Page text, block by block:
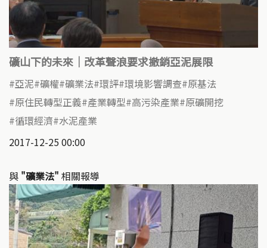
礦山下的未來｜改革聲浪要求撤銷亞泥展限
亞泥 礦權 礦業法 環評 環境影響調查 原基法
原住民轉型正義 產業轉型 高污染產業 原礦開挖
循環經濟 水泥產業
2017-12-25 00:00
與 "礦業法" 相關報導